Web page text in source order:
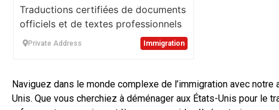
Traductions certifiées de documents
officiels et de textes professionnels
Private Address Immigration
Naviguez dans le monde complexe de l’immigration avec
Unis. Que vous cherchiez à déménager aux États-Unis pour le